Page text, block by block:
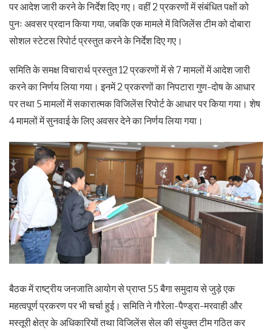
पर आदेश जारी करने के निर्देश दिए गए। वहीं 2 प्रकरणों में संबंधित पक्षों को
पुनः अवसर प्रदान किया गया, जबकि एक मामले में विजिलेंस टीम को दोबारा
सोशल स्टेटस रिपोर्ट प्रस्तुत करने के निर्देश दिए गए।
समिति के समक्ष विचारार्थ प्रस्तुत 12 प्रकरणों में से 7 मामलों में आदेश जारी
करने का निर्णय लिया गया। इनमें 2 प्रकरणों का निपटारा गुण-दोष के आधार
पर तथा 5 मामलों में सकारात्मक विजिलेंस रिपोर्ट के आधार पर किया गया। शेष
4 मामलों में सुनवाई के लिए अवसर देने का निर्णय लिया गया।
बैठक में राष्ट्रीय जनजाति आयोग से प्राप्त 55 बैगा समुदाय से जुड़े एक
महत्वपूर्ण प्रकरण पर भी चर्चा हुई। समिति ने गौरेला-पैण्ड्रा-मरवाही और
मस्तूरी क्षेत्र के अधिकारियों तथा विजिलेंस सेल की संयुक्त टीम गठित कर